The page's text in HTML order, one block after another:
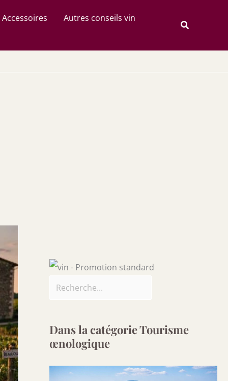
Accessoires Autres conseils vin
Rechercher
Dans la catégorie Tourisme
œnologique